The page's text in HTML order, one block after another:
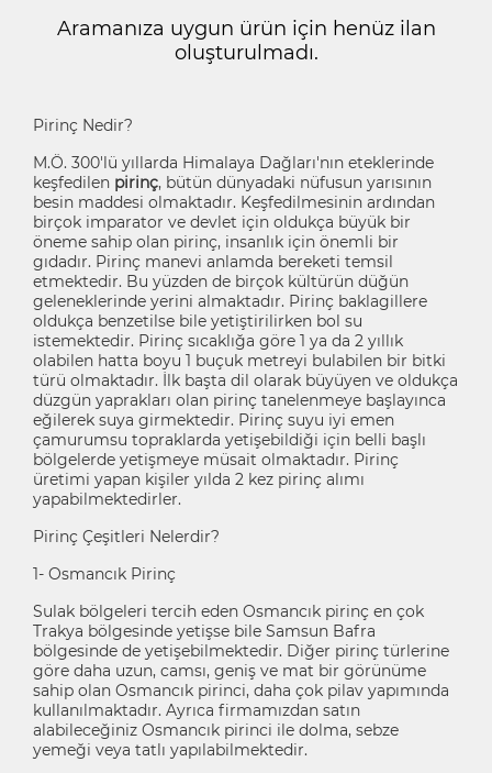
Aramanıza uygun ürün için henüz ilan
oluşturulmadı.
Pirinç Nedir?
M.Ö. 300'lü yıllarda Himalaya Dağları'nın eteklerinde
keşfedilen pirinç, bütün dünyadaki nüfusun yarısının
besin maddesi olmaktadır. Keşfedilmesinin ardından
birçok imparator ve devlet için oldukça büyük bir
öneme sahip olan pirinç, insanlık için önemli bir
gıdadır. Pirinç manevi anlamda bereketi temsil
etmektedir. Bu yüzden de birçok kültürün düğün
geleneklerinde yerini almaktadır. Pirinç baklagillere
oldukça benzetilse bile yetiştirilirken bol su
istemektedir. Pirinç sıcaklığa göre 1 ya da 2 yıllık
olabilen hatta boyu 1 buçuk metreyi bulabilen bir bitki
türü olmaktadır. İlk başta dil olarak büyüyen ve oldukça
düzgün yaprakları olan pirinç tanelenmeye başlayınca
eğilerek suya girmektedir. Pirinç suyu iyi emen
çamurumsu topraklarda yetişebildiği için belli başlı
bölgelerde yetişmeye müsait olmaktadır. Pirinç
üretimi yapan kişiler yılda 2 kez pirinç alımı
yapabilmektedirler.
Pirinç Çeşitleri Nelerdir?
1- Osmancık Pirinç
Sulak bölgeleri tercih eden Osmancık pirinç en çok
Trakya bölgesinde yetişse bile Samsun Bafra
bölgesinde de yetişebilmektedir. Diğer pirinç türlerine
göre daha uzun, camsı, geniş ve mat bir görünüme
sahip olan Osmancık pirinci, daha çok pilav yapımında
kullanılmaktadır. Ayrıca firmamızdan satın
alabileceğiniz Osmancık pirinci ile dolma, sebze
yemeği veya tatlı yapılabilmektedir.